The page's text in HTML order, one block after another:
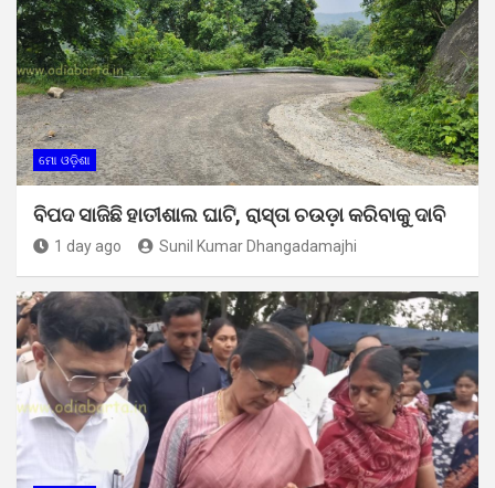
ମୋ ଓଡ଼ିଶା
ବିପଦ ସାଜିଛି ହାତୀଶାଲ ଘାଟି, ରାସ୍ତା ଚଉଡ଼ା କରିବାକୁ ଦାବି
1 day ago Sunil Kumar Dhangadamajhi